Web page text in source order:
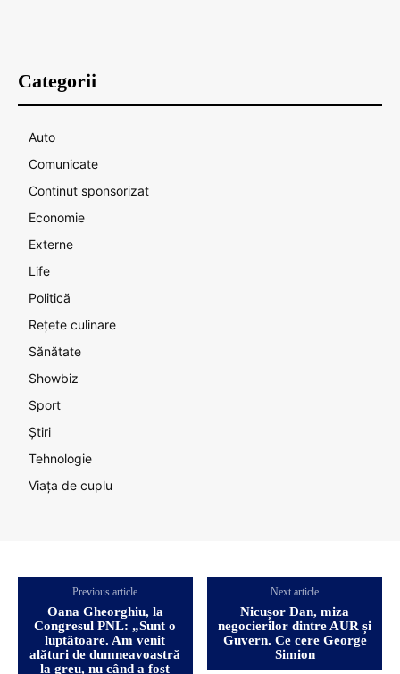
Categorii
Auto
Comunicate
Continut sponsorizat
Economie
Externe
Life
Politică
Rețete culinare
Sănătate
Showbiz
Sport
Știri
Tehnologie
Viața de cuplu
Previous article
Oana Gheorghiu, la
Congresul PNL: „Sunt o
luptătoare. Am venit
alături de dumneavoastră
la greu, nu când a fost
Next article
Nicușor Dan, miza
negocierilor dintre AUR și
Guvern. Ce cere George
Simion